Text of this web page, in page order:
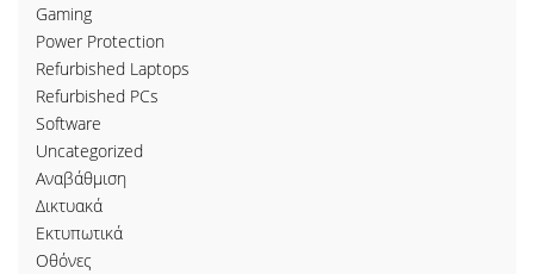
Gaming
Power Protection
Refurbished Laptops
Refurbished PCs
Software
Uncategorized
Αναβάθμιση
Δικτυακά
Εκτυπωτικά
Οθόνες